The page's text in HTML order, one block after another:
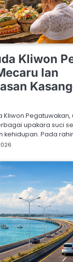
Kliwon
lan
Kliwon Pegatuwakan,
upakara suci
kehidupan. Pada